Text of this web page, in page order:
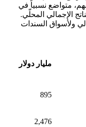
متواضع نسبياً في
الإجمالي المحلّي.
ولأسواق السندات
مليار دولار
895
2,476